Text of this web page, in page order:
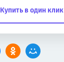
Купить в один клик